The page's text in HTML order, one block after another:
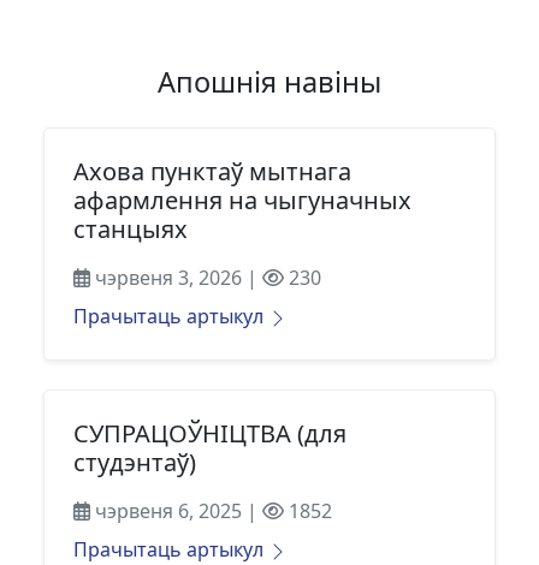
Апошнія навіны
Ахова пунктаў мытнага
афармлення на чыгуначных
станцыях
чэрвеня 3, 2026 |
230
Прачытаць артыкул
СУПРАЦОЎНІЦТВА (для
студэнтаў)
чэрвеня 6, 2025 |
1852
Прачытаць артыкул